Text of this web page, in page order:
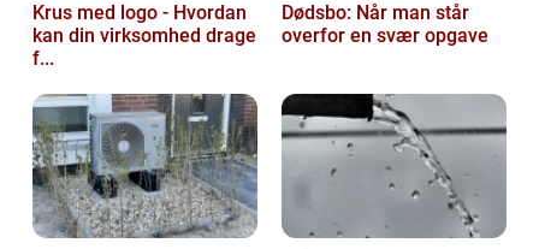
Krus med logo - Hvordan
kan din virksomhed drage
f...
Dødsbo: Når man står
overfor en svær opgave